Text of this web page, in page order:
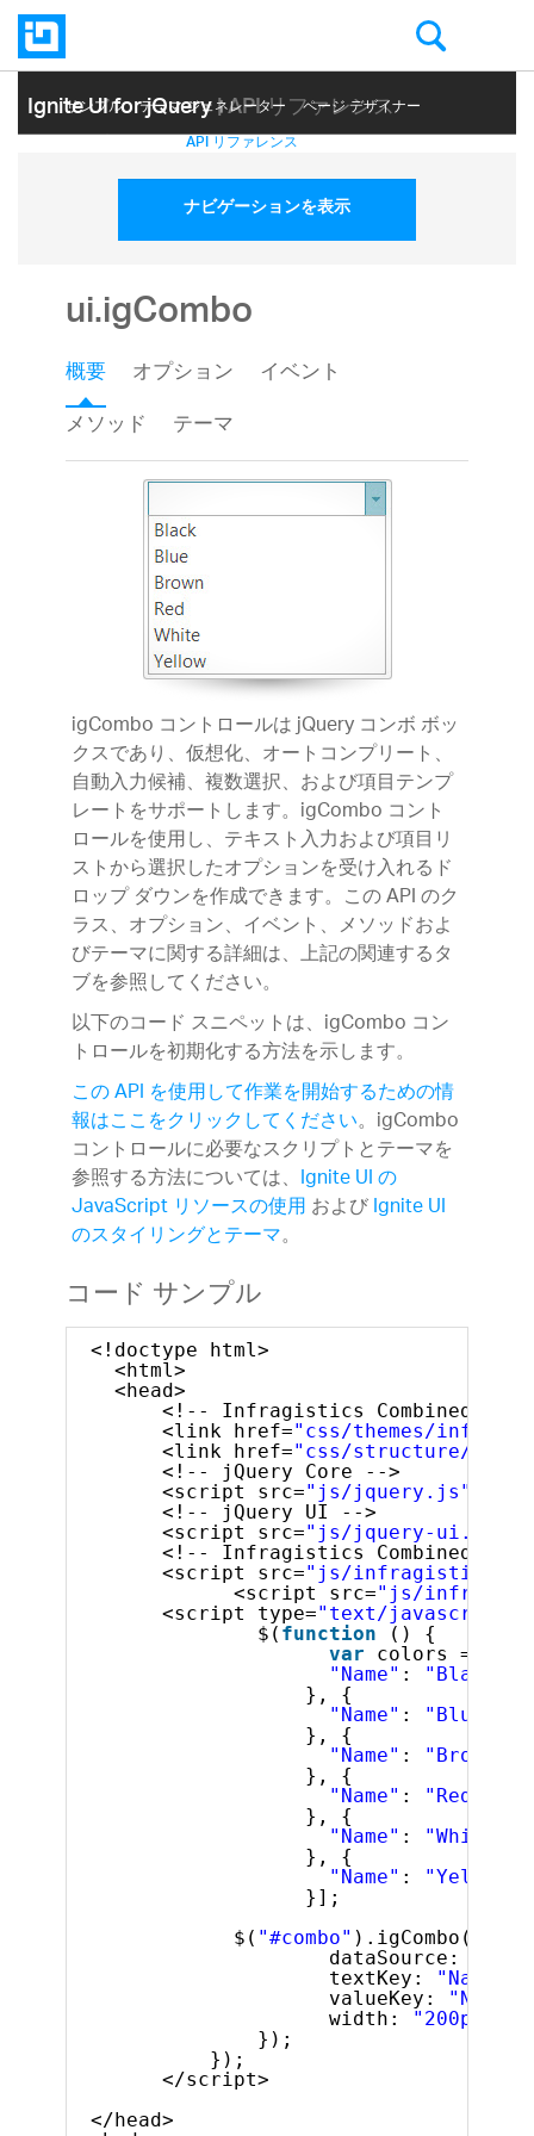
Ignite UI for jQuery| API リファレンス
サンプル テーマ ジェネレーター ページ デザイナー
ヘルプ トピック API リファレンス
ナビゲーションを表示
ui.igCombo
概要 オプション
イベント
メソッド
テーマ
igCombo コントロールは jQuery コンボ ボッ
クスであり、仮想化、オートコンプリート、
自動入力候補、複数選択、および項目テンプ
レートをサポートします。igCombo コント
ロールを使用し、テキスト入力および項目リ
ストから選択したオプションを受け入れるド
ロップ ダウンを作成できます。この API のク
ラス、オプション、イベント、メソッドおよ
びテーマに関する詳細は、上記の関連するタ
ブを参照してください。
以下のコード スニペットは、igCombo コン
トロールを初期化する方法を示します。
この API を使用して作業を開始するための情
報はここをクリックしてください。igCombo
コントロールに必要なスクリプトとテーマを
参照する方法については、 Ignite UI の
JavaScript リソースの使用およびIgnite UI
のスタイリングとテーマ。
コード サンプル
<!doctype html>
<html>
<head>
<!-- Infragistics Combined CSS
<link href="css/themes/
<link href="css/structure/
<!-- jQuery Core -->
<script src="js/jquery.js"
<!-- jQuery UI -->
<script src="js/jquery-ui.js"
<!-- Infragistics Combined
<script src="js/
<script src="js/
<script type="text/javascript"
$( function
() {
var
colors = [{
"Name" :
"Black"
}, {
"Name" :
"Blue"
}, {
"Name" :
"Brown"
}, {
"Name" :
"Red"
}, {
"Name" :
"White"
}, {
"Name" :
"Yellow"
}];
$( "#combo" ).igCombo({
dataSource:
textKey:
"Name"
valueKey:
"Name"
width:
"200px"
});
});
</script>
</head>